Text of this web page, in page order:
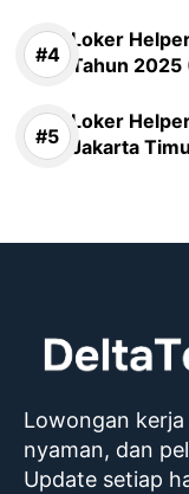
Loker
Tahun
Loker
Jakarta
Lowongan kerja
nyaman, dan
Update setiap